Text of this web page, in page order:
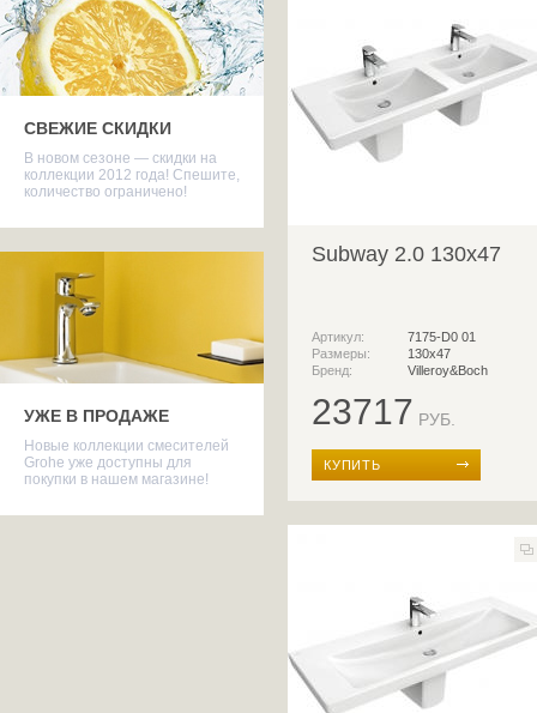
СВЕЖИЕ СКИДКИ
В новом сезоне — скидки на
коллекции 2012 года! Спешите,
количество ограничено!
УЖЕ В ПРОДАЖЕ
Новые коллекции смесителей
Grohe уже доступны для
покупки в нашем магазине!
Subway 2.0 130x47
Артикул:
7175-D0 01
Размеры:
130х47
Бренд:
Villeroy&Boch
23717 РУБ.
КУПИТЬ